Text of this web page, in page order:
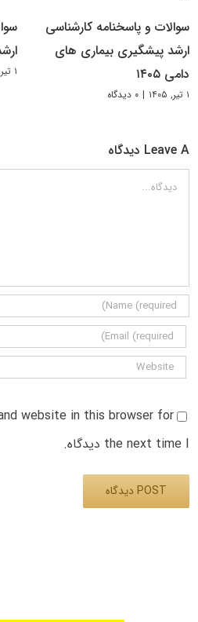
سوالات و پاسخنامه کارشناسی
ارشد پیشگیری بیماری های
دامی ۱۴۰۵
۱ تیر, ۱۴۰۵ | ۰ دیدگاه
۱ تیر, ۱۴۰۵
Leave A دیدگاه
دیدگاه
website in this browser for
the next time I دیدگاه.